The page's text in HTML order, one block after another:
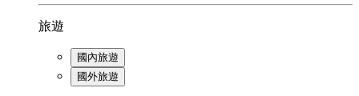
旅遊
國內旅遊
國外旅遊